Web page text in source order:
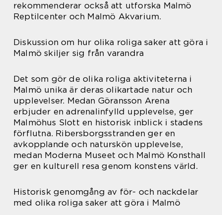
rekommenderar också att utforska Malmö
Reptilcenter och Malmö Akvarium.
Diskussion om hur olika roliga saker att göra i
Malmö skiljer sig från varandra
Det som gör de olika roliga aktiviteterna i
Malmö unika är deras olikartade natur och
upplevelser. Medan Göransson Arena
erbjuder en adrenalinfylld upplevelse, ger
Malmöhus Slott en historisk inblick i stadens
förflutna. Ribersborgsstranden ger en
avkopplande och naturskön upplevelse,
medan Moderna Museet och Malmö Konsthall
ger en kulturell resa genom konstens värld.
Historisk genomgång av för- och nackdelar
med olika roliga saker att göra i Malmö